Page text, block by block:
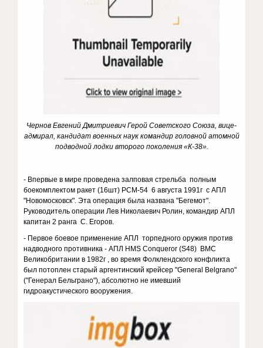
Чернов Евгений Дмитриевич Герой Советского Союза, вице-
адмирал, кандидат военных наук командир головной атомной
подводной лодки второго поколения «К-38».
- Впервые в мире проведена залповая стрельба полным
боекомплектом ракет (16шт) РСМ-54 6 августа 1991г с АПЛ
"Новомосковск". Эта операция была названа "Бегемот".
Руководитель операции Лев Николаевич Ролин, командир АПЛ
капитан 2 ранга С. Егоров.
- Первое боевое применение АПЛ торпедного оружия против
надводного противника - АПЛ HMS Conqueror (S48) ВМС
Великобритании в 1982г , во время Фолклендского конфликта
был потоплен старый аргентинский крейсер "General Belgrano"
("Генерал Бельграно"), абсолютно не имевший
гидроакустического вооружения.